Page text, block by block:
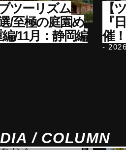
ツーリズム
/至極の庭園め
/11月：静岡編
【
『
催
-
/ COLUMN